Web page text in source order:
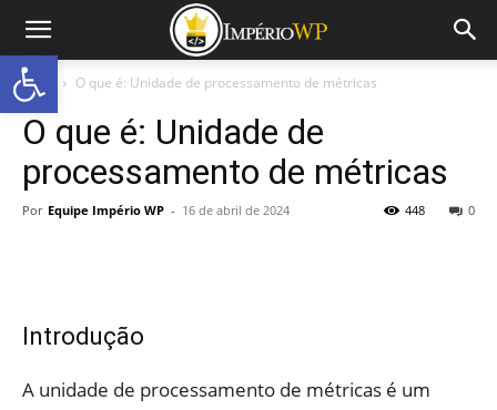
Início O que é: Unidade de processamento de métricas
O que é: Unidade de
processamento de métricas
Por Equipe Império WP - 16 de abril de 2024 0
448
Introdução
A unidade de processamento de métricas é um
Abrir a barra de ferramentas